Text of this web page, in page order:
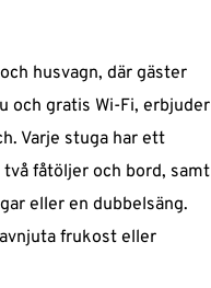
husvagn, där gäster
och gratis Wi-Fi, erbjuder
Varje stuga har ett
fåtöljer och bord, samt
eller en dubbelsäng.
frukost eller